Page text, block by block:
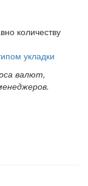
количеству
укладки
валют,